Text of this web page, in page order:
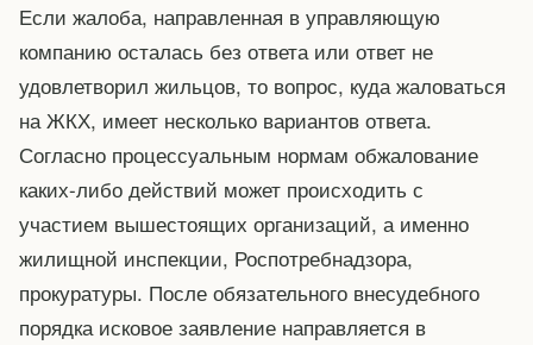
Если жалоба, направленная в управляющую
компанию осталась без ответа или ответ не
удовлетворил жильцов, то вопрос, куда жаловаться
на ЖКХ, имеет несколько вариантов ответа.
Согласно процессуальным нормам обжалование
каких-либо действий может происходить с
участием вышестоящих организаций, а именно
жилищной инспекции, Роспотребнадзора,
прокуратуры. После обязательного внесудебного
порядка исковое заявление направляется в